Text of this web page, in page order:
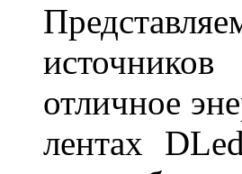
отличное
лентах